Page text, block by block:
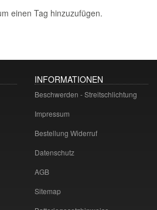
einen Tag hinzuzufügen.
INFORMATIONEN
Beschwerden - Streitschlichtung
Impressum
Bestellung Widerruf
Datenschutz
AGB
Sitemap